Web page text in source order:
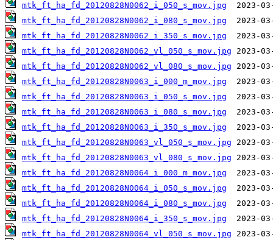
mtk_ft_ha_fd_20120828N0062_i_050_s_mov.jpg
mtk_ft_ha_fd_20120828N0062_i_080_s_mov.jpg
mtk_ft_ha_fd_20120828N0062_i_350_s_mov.jpg
mtk_ft_ha_fd_20120828N0062_vl_050_s_mov.jpg
mtk_ft_ha_fd_20120828N0062_vl_080_s_mov.jpg
mtk_ft_ha_fd_20120828N0063_i_000_m_mov.jpg
mtk_ft_ha_fd_20120828N0063_i_050_s_mov.jpg
mtk_ft_ha_fd_20120828N0063_i_080_s_mov.jpg
mtk_ft_ha_fd_20120828N0063_i_350_s_mov.jpg
mtk_ft_ha_fd_20120828N0063_vl_050_s_mov.jpg
mtk_ft_ha_fd_20120828N0063_vl_080_s_mov.jpg
mtk_ft_ha_fd_20120828N0064_i_000_m_mov.jpg
mtk_ft_ha_fd_20120828N0064_i_050_s_mov.jpg
mtk_ft_ha_fd_20120828N0064_i_080_s_mov.jpg
mtk_ft_ha_fd_20120828N0064_i_350_s_mov.jpg
mtk_ft_ha_fd_20120828N0064_vl_050_s_mov.jpg